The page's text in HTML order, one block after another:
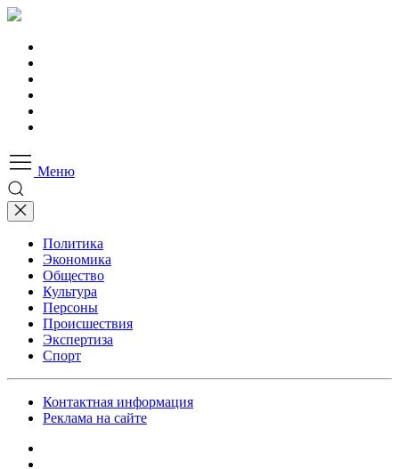
Меню
Политика
Экономика
Общество
Культура
Персоны
Происшествия
Экспертиза
Спорт
Контактная информация
Реклама на сайте